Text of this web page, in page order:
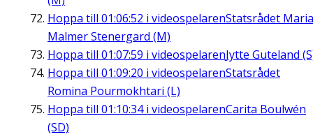
Hoppa till 01:06:52 i videospelarenStatsrådet Maria
Malmer Stenergard (M)
Hoppa till 01:07:59 i videospelarenJytte Guteland
Hoppa till 01:09:20 i videospelarenStatsrådet
Romina Pourmokhtari (L)
Hoppa till 01:10:34i videospelarenCarita Boulwén
(SD)